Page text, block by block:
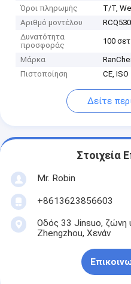
Όροι πληρωμής
T/T,
Αριθμό μοντέλου
RCQ530
Δυνατότητα
προσφοράς
100
Μάρκα
Πιστοποίηση
CE,
Δείτε
Στοιχεία
Mr. Robin
+8613623856603
Οδός 33 Jinsuo, ζώνη
Zhengzhou, Χενάν